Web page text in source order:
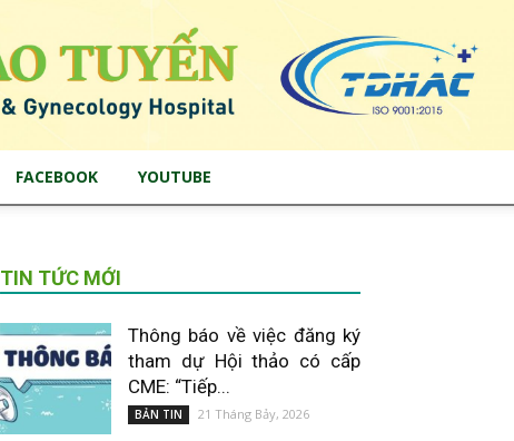
FACEBOOK YOUTUBE
TIN TỨC MỚI
Thông báo về việc đăng ký
tham dự Hội thảo có cấp
CME: “Tiếp...
BẢN TIN 21 Tháng Bảy, 2026